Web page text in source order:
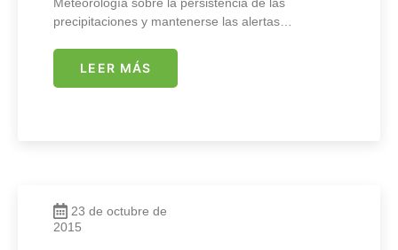
precipitaciones y mantenerse las alertas…
LEER MÁS
23 de octubre de
2015